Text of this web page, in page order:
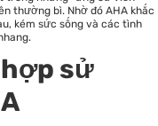
thường bì. Nhờ đó AHA khắc
kém sức sống và các tình
sử